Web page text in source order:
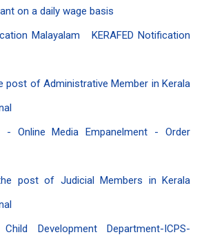
on a daily wage basis
Malayalam
KERAFED Notification
post of Administrative Member in Kerala
- Online Media Empanelment - Order
post of Judicial Members in Kerala
Development Department-ICPS-